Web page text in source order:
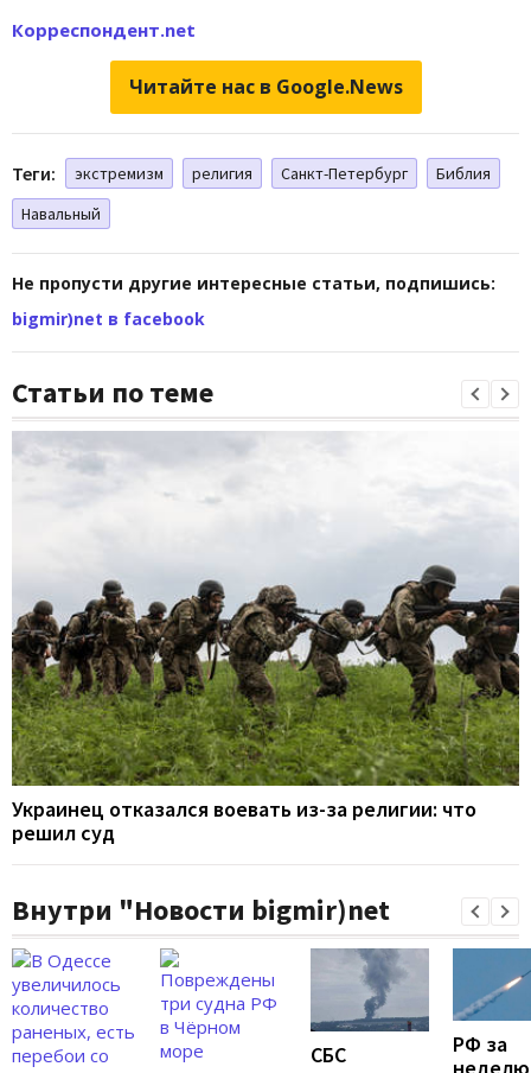
Корреспондент.net
Читайте нас в Google.News
Теги: экстремизм религия Санкт-Петербург
Библия
Навальный
Не пропусти другие интересные статьи, подпишись:
bigmir)net в facebook
Статьи по теме
Украинец отказался воевать из-за религии: что
решил суд
Внутри "Новости bigmir)net
СБС
РФ за